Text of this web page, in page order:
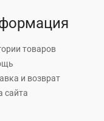
товаров
и возврат
сайта